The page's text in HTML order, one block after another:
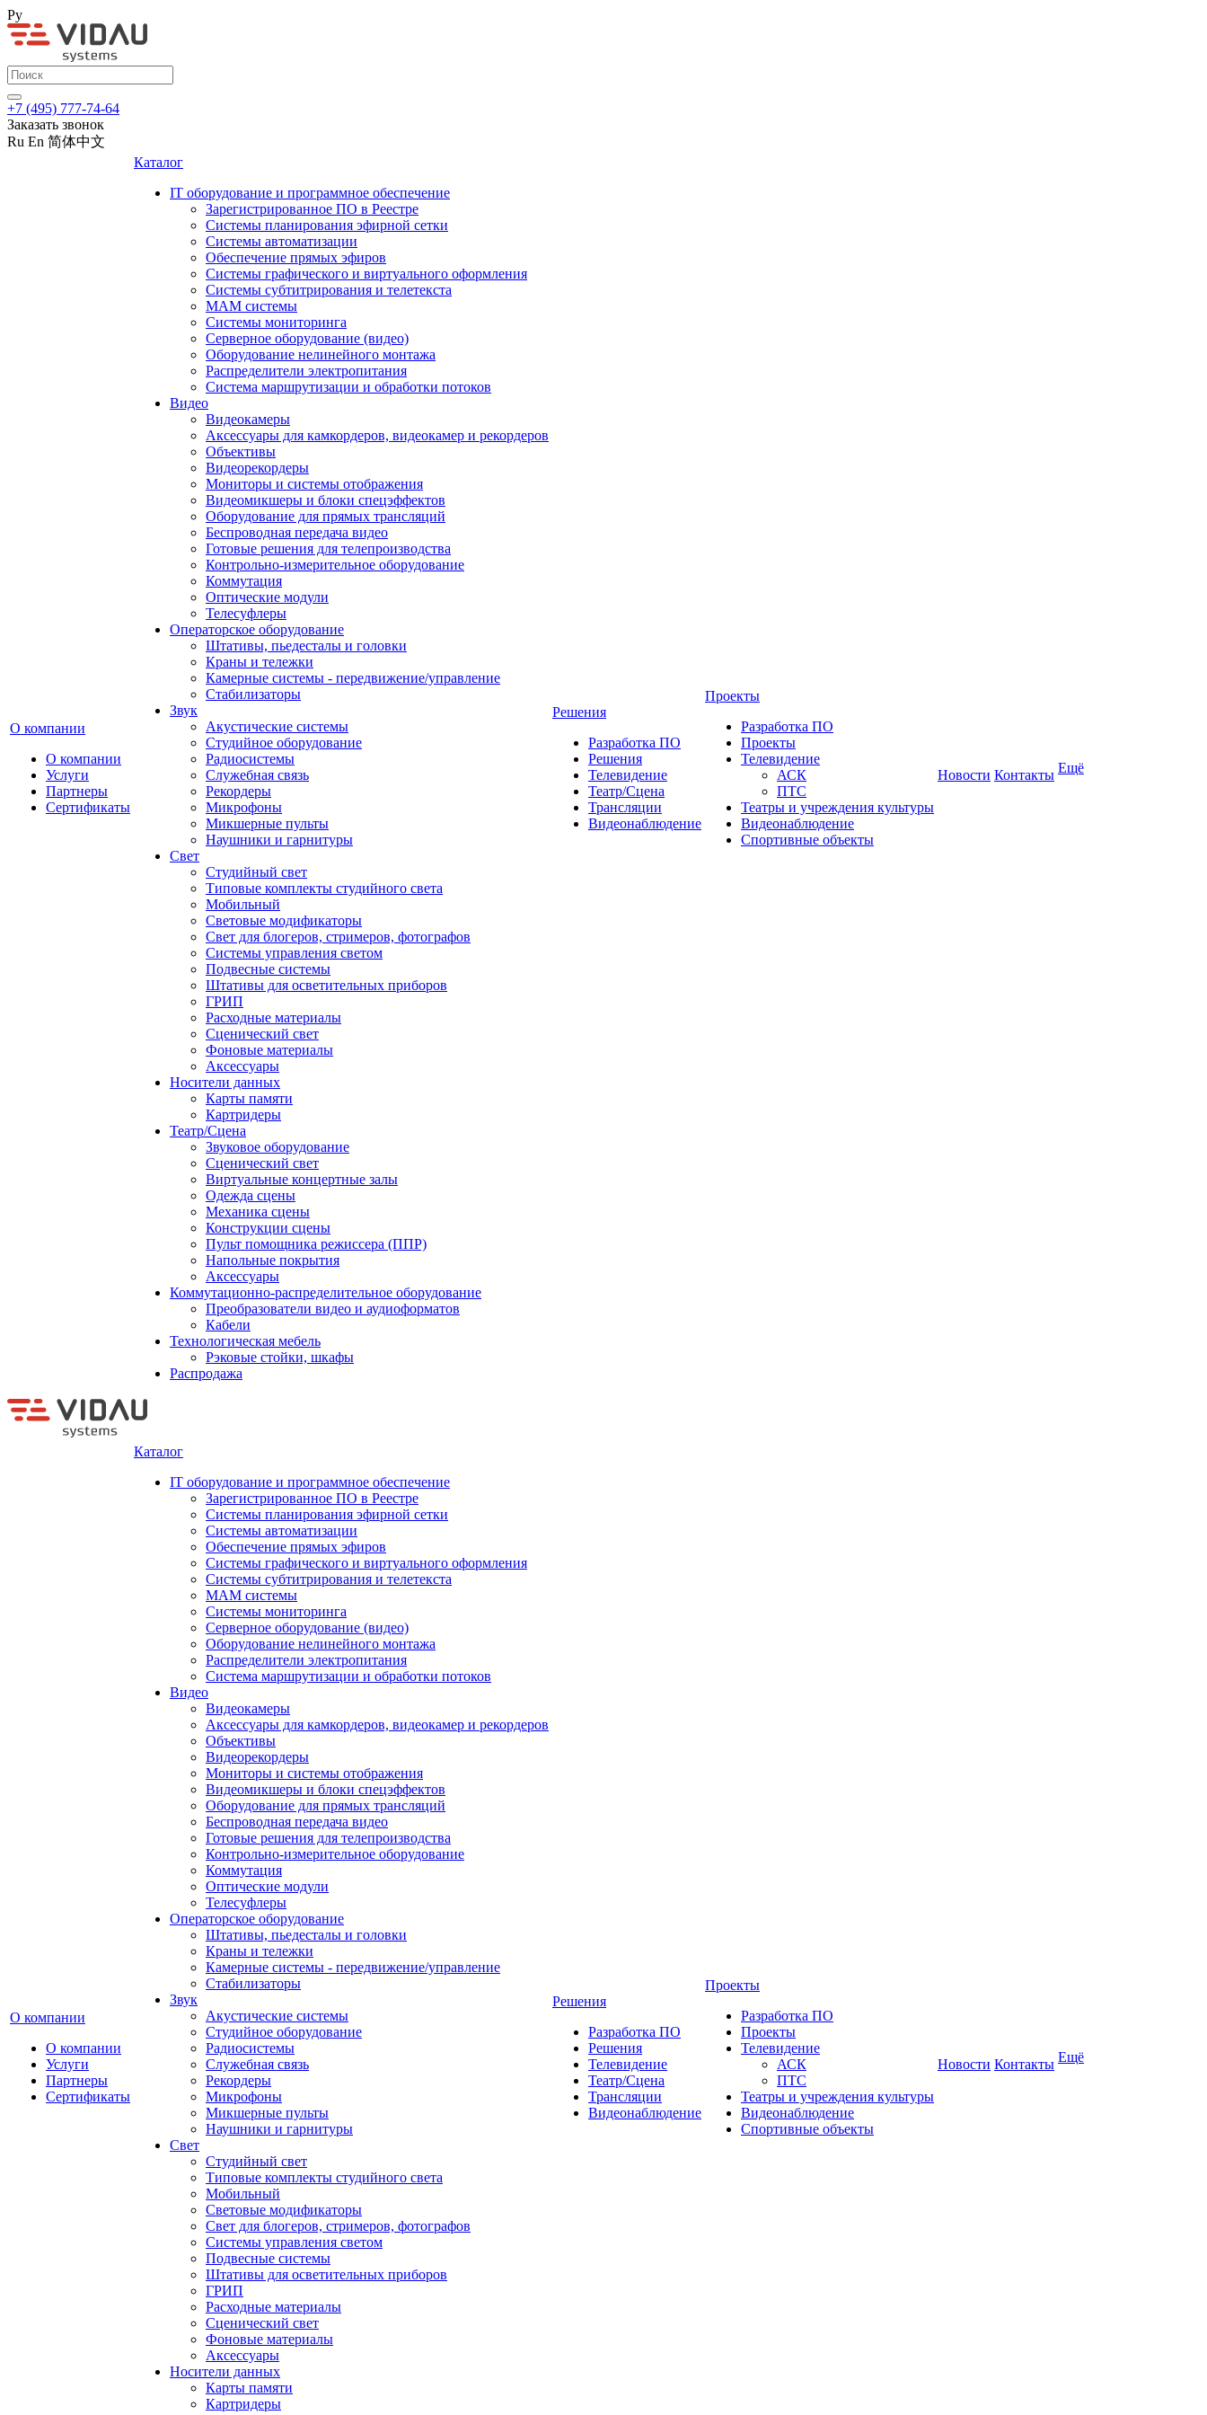
Ру
+7 (495) 777-74-64
Заказать звонок
Ru En 简体中文
О компании
О компании
Услуги
Партнеры
Сертификаты
Каталог
IT оборудование и программное обеспечение
Зарегистрированное ПО в Реестре
Системы планирования эфирной сетки
Системы автоматизации
Обеспечение прямых эфиров
Системы графического и виртуального оформления
Системы субтитрирования и телетекста
MAM системы
Системы мониторинга
Серверное оборудование (видео)
Оборудование нелинейного монтажа
Распределители электропитания
Система маршрутизации и обработки потоков
Видео
Видеокамеры
Аксессуары для камкордеров, видеокамер и рекордеров
Объективы
Видеорекордеры
Мониторы и системы отображения
Видеомикшеры и блоки спецэффектов
Оборудование для прямых трансляций
Беспроводная передача видео
Готовые решения для телепроизводства
Контрольно-измерительное оборудование
Коммутация
Оптические модули
Телесуфлеры
Операторское оборудование
Штативы, пьедесталы и головки
Краны и тележки
Камерные системы - передвижение/управление
Стабилизаторы
Звук
Акустические системы
Студийное оборудование
Радиосистемы
Служебная связь
Рекордеры
Микрофоны
Микшерные пульты
Наушники и гарнитуры
Свет
Студийный свет
Типовые комплекты студийного света
Мобильный
Световые модификаторы
Свет для блогеров, стримеров, фотографов
Системы управления светом
Подвесные системы
Штативы для осветительных приборов
ГРИП
Расходные материалы
Сценический свет
Фоновые материалы
Аксессуары
Носители данных
Карты памяти
Картридеры
Театр/Сцена
Звуковое оборудование
Сценический свет
Виртуальные концертные залы
Одежда сцены
Механика сцены
Конструкции сцены
Пульт помощника режиссера (ППР)
Напольные покрытия
Аксессуары
Коммутационно-распределительное оборудование
Преобразователи видео и аудиоформатов
Кабели
Технологическая мебель
Рэковые стойки, шкафы
Распродажа
Решения
Разработка ПО
Решения
Телевидение
Театр/Сцена
Трансляции
Видеонаблюдение
Проекты
Разработка ПО
Проекты
Телевидение
АСК
ПТС
Театры и учреждения культуры
Видеонаблюдение
Спортивные объекты
Новости Контакты Ещё
О компании
О компании
Услуги
Партнеры
Сертификаты
Каталог
IT оборудование и программное обеспечение
Зарегистрированное ПО в Реестре
Системы планирования эфирной сетки
Системы автоматизации
Обеспечение прямых эфиров
Системы графического и виртуального оформления
Системы субтитрирования и телетекста
MAM системы
Системы мониторинга
Серверное оборудование (видео)
Оборудование нелинейного монтажа
Распределители электропитания
Система маршрутизации и обработки потоков
Видео
Видеокамеры
Аксессуары для камкордеров, видеокамер и рекордеров
Объективы
Видеорекордеры
Мониторы и системы отображения
Видеомикшеры и блоки спецэффектов
Оборудование для прямых трансляций
Беспроводная передача видео
Готовые решения для телепроизводства
Контрольно-измерительное оборудование
Коммутация
Оптические модули
Телесуфлеры
Операторское оборудование
Штативы, пьедесталы и головки
Краны и тележки
Камерные системы - передвижение/управление
Стабилизаторы
Звук
Акустические системы
Студийное оборудование
Радиосистемы
Служебная связь
Рекордеры
Микрофоны
Микшерные пульты
Наушники и гарнитуры
Свет
Студийный свет
Типовые комплекты студийного света
Мобильный
Световые модификаторы
Свет для блогеров, стримеров, фотографов
Системы управления светом
Подвесные системы
Штативы для осветительных приборов
ГРИП
Расходные материалы
Сценический свет
Фоновые материалы
Аксессуары
Носители данных
Карты памяти
Картридеры
Решения
Разработка ПО
Решения
Телевидение
Театр/Сцена
Трансляции
Видеонаблюдение
Проекты
Разработка ПО
Проекты
Телевидение
АСК
ПТС
Театры и учреждения культуры
Видеонаблюдение
Спортивные объекты
Новости Контакты Ещё